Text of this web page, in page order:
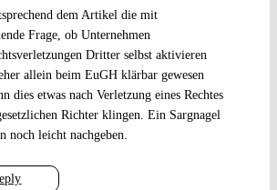
dem Artikel die mit
Frage, ob Unternehmen
Dritter selbst aktivieren
allein beim EuGH klärbar gewesen
dies etwas nach Verletzung eines Rechtes
Richter klingen. Ein Sargnagel
noch leicht nachgeben.